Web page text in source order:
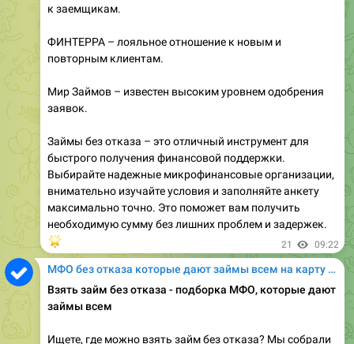
к заемщикам.
ФИНТЕРРА – лояльное отношение к новым и
повторным клиентам.
Мир Займов – известен высоким уровнем одобрения
заявок.
Займы без отказа – это отличный инструмент для
быстрого получения финансовой поддержки.
Выбирайте надежные микрофинансовые организации,
внимательно изучайте условия и заполняйте анкету
максимально точно. Это поможет вам получить
необходимую сумму без лишних проблем и задержек.
21 09:22
МФО без отказа которые дают займы всем на карту онлайн
Взять займ без отказа - подборка МФО, которые дают
займы всем
Ищете, где можно взять займ без отказа? Мы собрали